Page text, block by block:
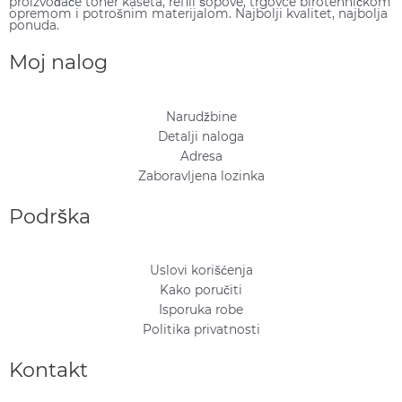
opremom i potrošnim materijalom. Najbolji kvalitet, najbolja
ponuda.
Moj nalog
Narudžbine
Detalji naloga
Adresa
Zaboravljena lozinka
Podrška
Uslovi korišćenja
Kako poručiti
Isporuka robe
Politika privatnosti
Kontakt